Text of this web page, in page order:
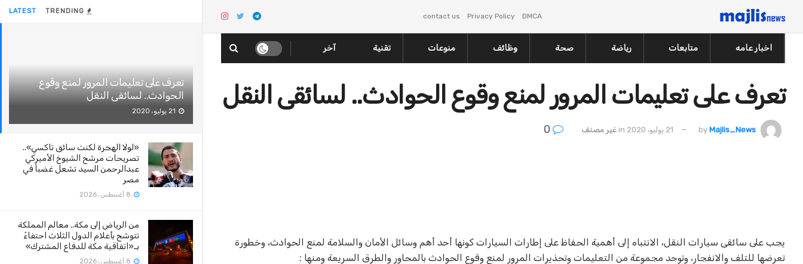
LATEST
تعرف على تعليمات المرور لمنع وقوع
الحوادث.. لسائقى النقل
«لولا الهجرة لكنت سائق تاكسي»..
تصريحات مرشح الشيوخ الأميركي
عبدالرحمن السيد تشعل غضباً في
مصر
من الرياض إلى مكة.. معالم المملكة
تتوشح بأعلام الدول الثلاث احتفاءً
بـ«اتفاقية مكة للدفاع المشترك»
DMCA
Privacy Policy
contact us
اخبار عامه متابعات رياضة صحة وظائف منوعات تقنية آخر
تعرف على تعليمات المرور لمنع وقوع الحوادث.. لسائقى النقل
by Majlis_News 21 يوليو، 2020 in غير مصنف
يجب على سائقى سيارات النقل، الانتباه إلى أهمية الحفاظ على إطارات السيارات كونها أحد أهم وسائل الأمان والسلامة لمنع الحوادث، وخطورة
تعرضها للتلف والانفجار، وتوجد مجموعة من التعليمات وتحذيرات المرور لمنع وقوع الحوادث بالمحاور والطرق السريعة ومنها :